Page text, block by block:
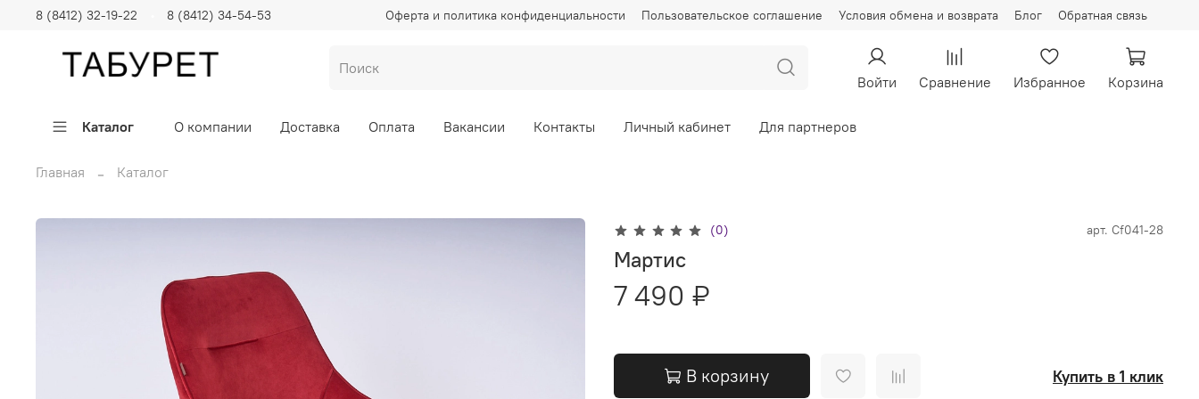
Оферта и политика конфиденциальности Пользовательское соглашение Условия обмена и возврата Блог Обратная связь
8 (8412) 32-19-22 8 (8412) 34-54-53
Войти Сравнение Избранное Корзина
Каталог О компании Доставка Оплата Вакансии Контакты Личный кабинет Для партнеров
Главная Каталог
(0) арт. Сf041-28
Мартис
7 490 ₽
В корзину Купить в 1 клик